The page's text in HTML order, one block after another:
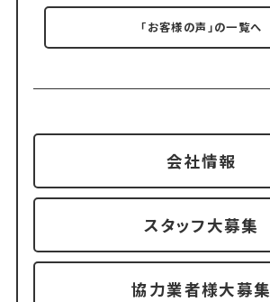
「お客様の声」の一覧へ
会社情報
スタッフ大募集
協力業者様大募集